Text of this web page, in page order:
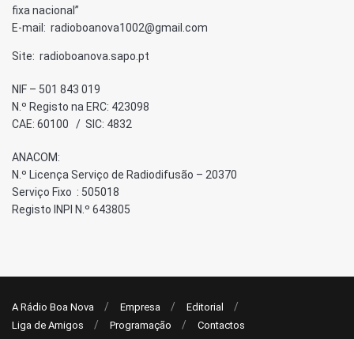
fixa nacional”
E-mail: radioboanova1002@gmail.com
Site: radioboanova.sapo.pt
NIF – 501 843 019
N.º Registo na ERC: 423098
CAE: 60100 / SIC: 4832
ANACOM:
N.º Licença Serviço de Radiodifusão – 20370
Serviço Fixo : 505018
Registo INPI N.º 643805
A Rádio Boa Nova Empresa
Editorial
Liga de Amigos
Programação Contactos